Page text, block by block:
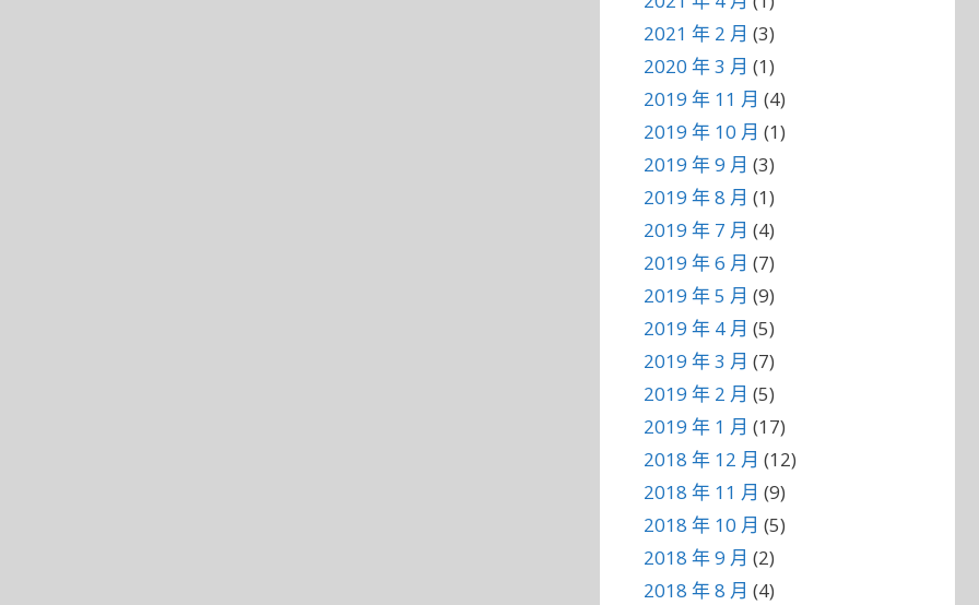
2021 年 2 月 (3)
2020 年 3 月 (1)
2019 年 11 月 (4)
2019 年 10 月 (1)
2019 年 9 月 (3)
2019 年 8 月 (1)
2019 年 7 月 (4)
2019 年 6 月 (7)
2019 年 5 月 (9)
2019 年 4 月 (5)
2019 年 3 月 (7)
2019 年 2 月 (5)
2019 年 1 月 (17)
2018 年 12 月 (12)
2018 年 11 月 (9)
2018 年 10 月 (5)
2018 年 9 月 (2)
2018 年 8 月 (4)